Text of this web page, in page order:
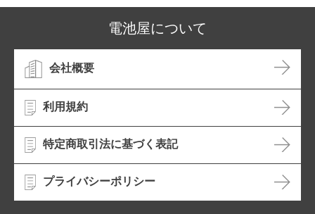
電池屋について
会社概要
利用規約
特定商取引法に基づく表記
プライバシーポリシー